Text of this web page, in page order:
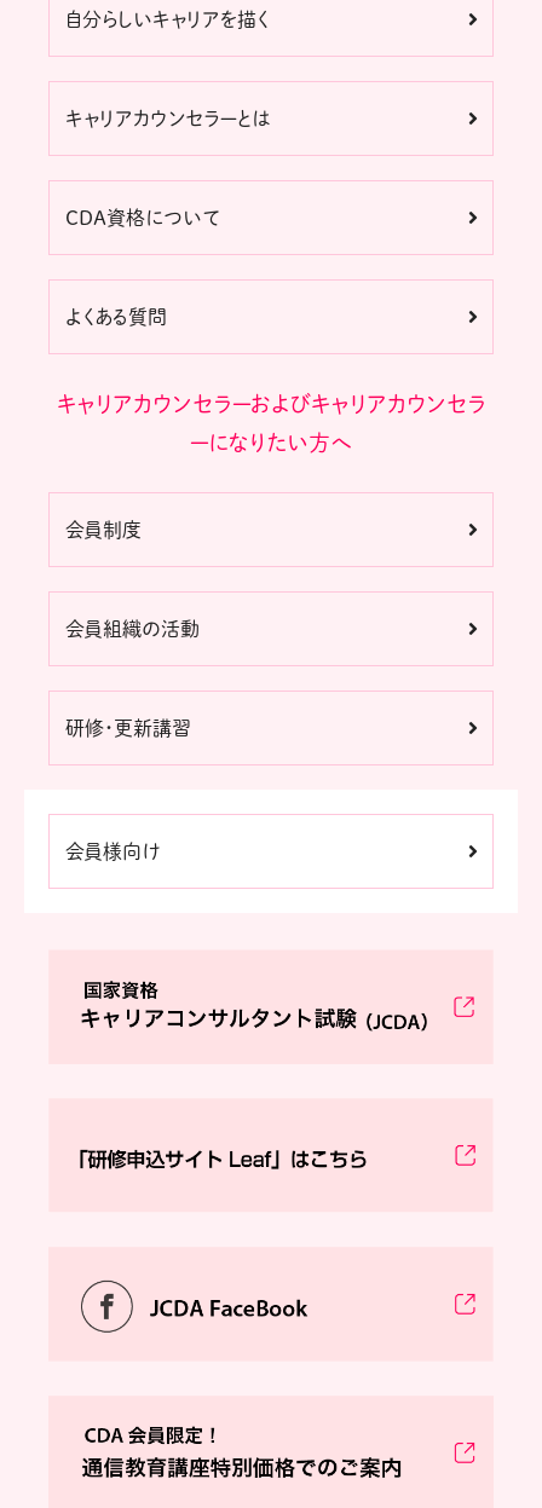
自分らしいキャリアを描く
キャリアカウンセラーとは
CDA資格について
よくある質問
キャリアカウンセラーおよびキャリアカウンセラ
ーになりたい方へ
会員制度
会員組織の活動
研修・更新講習
会員様向け